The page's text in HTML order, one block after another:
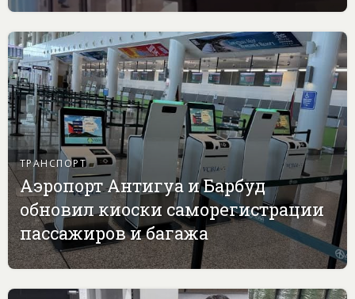
ТРАНСПОРТ
Аэропорт Антигуа и Барбуд
обновил киоски саморегистрации
пассажиров и багажа